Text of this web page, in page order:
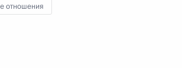
отношения